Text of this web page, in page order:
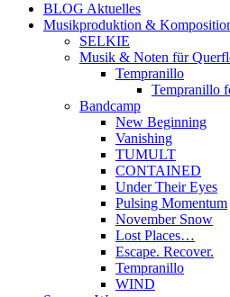
BLOG Aktuelles
Musikproduktion &
SELKIE
Musik & Noten für
Tempranillo
Tempranillo
Bandcamp
New Beginning
Vanishing
TUMULT
CONTAINED
Under Their Eyes
Pulsing Momentum
November Snow
Lost Places…
Escape. Recover.
Tempranillo
WIND